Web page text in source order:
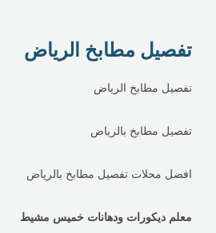
تفصيل مطابخ الرياض
تفصيل مطابخ الرياض
تفصيل مطابخ بالرياض
افضل محلات تفصيل مطابخ بالرياض
معلم ديكورات ودهانات خميس مشيط